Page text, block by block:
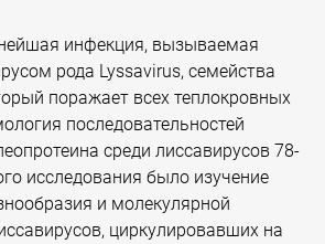
инфекция, вызываемая
рода Lyssavirus, семейства
поражает всех теплокровных
последовательностей
среди лиссавирусов 78-
исследования было изучение
и молекулярной
циркулировавших на